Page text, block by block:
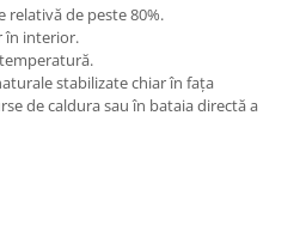
relativă de peste 80%.
în interior.
stabilizate chiar în fața
de caldura sau în bataia directă a